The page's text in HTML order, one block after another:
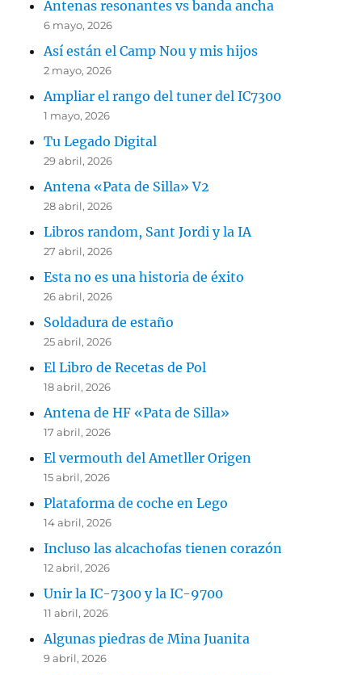
Antenas resonantes vs banda ancha
6 mayo, 2026
Así están el Camp Nou y mis hijos
2 mayo, 2026
Ampliar el rango del tuner del IC7300
1 mayo, 2026
Tu Legado Digital
29 abril, 2026
Antena «Pata de Silla» V2
28 abril, 2026
Libros random, Sant Jordi y la IA
27 abril, 2026
Esta no es una historia de éxito
26 abril, 2026
Soldadura de estaño
25 abril, 2026
El Libro de Recetas de Pol
18 abril, 2026
Antena de HF «Pata de Silla»
17 abril, 2026
El vermouth del Ametller Origen
15 abril, 2026
Plataforma de coche en Lego
14 abril, 2026
Incluso las alcachofas tienen corazón
12 abril, 2026
Unir la IC-7300 y la IC-9700
11 abril, 2026
Algunas piedras de Mina Juanita
9 abril, 2026